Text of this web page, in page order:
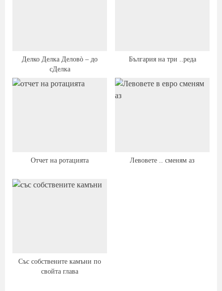
Делко Делка Деловò – до
сДелка
България на три ..реда
Отчет на ротацията Левовете .. сменям аз
Със собствените камъни по
свойта глава